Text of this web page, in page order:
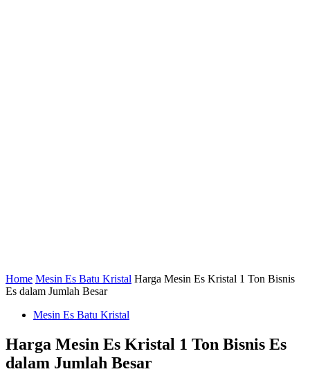
Home Mesin Es Batu Kristal Harga Mesin Es Kristal 1 Ton Bisnis
Es dalam Jumlah Besar
Mesin Es Batu Kristal
Harga Mesin Es Kristal 1 Ton Bisnis Es
dalam Jumlah Besar